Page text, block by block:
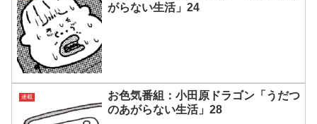
がらない生活」24
連載
お色気番組：小田原ドラゴン「うだつ
のあがらない生活」28